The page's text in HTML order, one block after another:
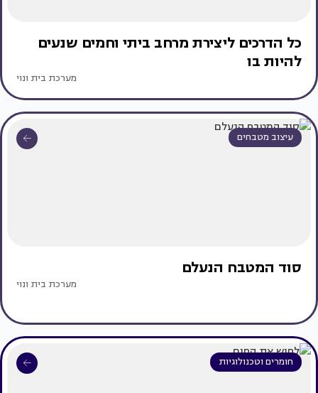
כל הדרכים ליצירת מרחב ביתי וחמים שנעים
להיות בו
מערכת בית ונוי
עיצוב מטבחים
סוד המטבח הנעלם
מערכת בית ונוי
חומרים וטכנולוגיות